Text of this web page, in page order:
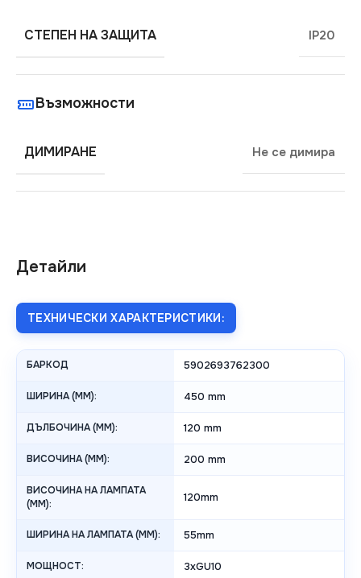
Детайли
ТЕХНИЧЕСКИ ХАРАКТЕРИСТИКИ:
БАРКОД 5902693762300
ШИРИНА (MM): 450 mm
ДЪЛБОЧИНА (MM): 120 mm
ВИСОЧИНА (MM): 200 mm
ВИСОЧИНА НА ЛАМПАТА
(MM):
120mm
ШИРИНА НА ЛАМПАТА (MM): 55mm
МОЩНОСТ: 3xGU10
СТЕПЕН НА ЗАЩИТА IP20
Възможности
ДИМИРАНЕ Не се димира